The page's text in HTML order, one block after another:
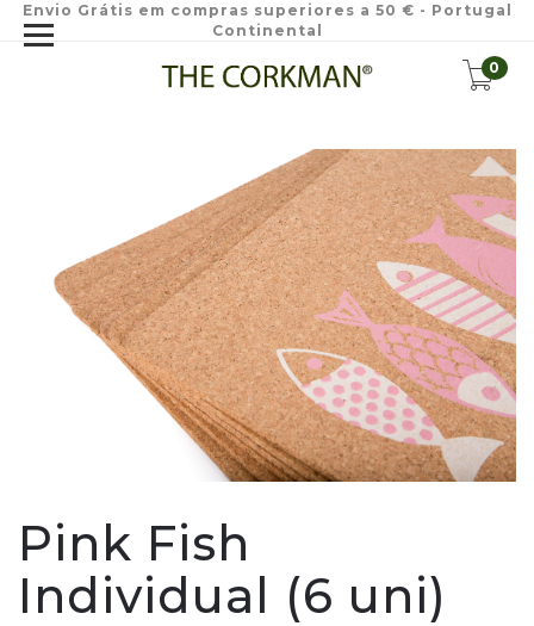
Envio Grátis em compras superiores a 50 € - Portugal
Continental
0
Pink Fish
Individual (6 uni)